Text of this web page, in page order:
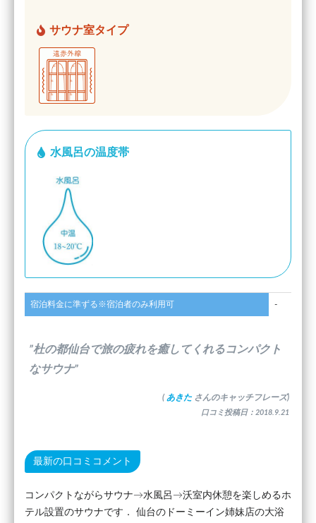
サウナ室タイプ
水風呂の温度帯
宿泊料金に準ずる※宿泊者のみ利用可 -
”杜の都仙台で旅の疲れを癒してくれるコンパクト
なサウナ”
( あきた さんのキャッチフレーズ)
口コミ投稿日：2018.9.21
最新の口コミコメント
コンパクトながらサウナ→水風呂→沃室内休憩を楽しめるホ
テル設置のサウナです． 仙台のドーミーイン姉妹店の大浴